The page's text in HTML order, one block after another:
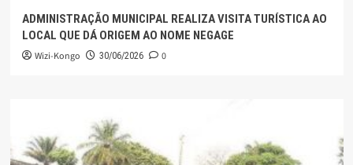
ADMINISTRAÇÃO MUNICIPAL REALIZA VISITA TURÍSTICA AO
LOCAL QUE DÁ ORIGEM AO NOME NEGAGE
Wizi-Kongo 30/06/2026 0